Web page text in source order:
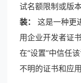
试名额限制或版
装：
这是一种更
用企业开发者证
在“设置”中信任
不明的证书和应